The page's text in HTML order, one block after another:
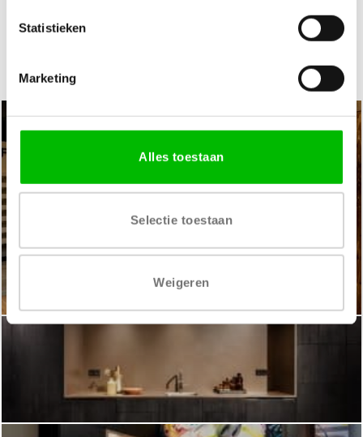
Statistieken
Marketing
Alles toestaan
Selectie toestaan
Weigeren